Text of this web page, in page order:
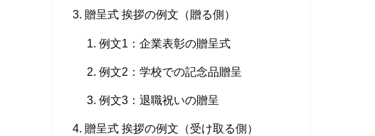
贈呈式 挨拶の例文（贈る側）
例文1：企業表彰の贈呈式
例文2：学校での記念品贈呈
例文3：退職祝いの贈呈
贈呈式 挨拶の例文（受け取る側）